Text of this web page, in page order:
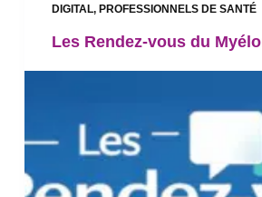
DIGITAL, PROFESSIONNELS DE SANTÉ
Les Rendez-vous du